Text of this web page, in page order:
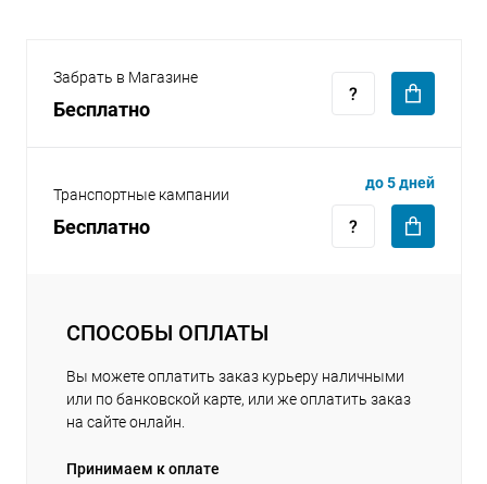
Забрать в Магазине
Бесплатно
Транспортные кампании
Бесплатно
до 5 дней
СПОСОБЫ ОПЛАТЫ
Вы можете оплатить заказ курьеру наличными
или по банковской карте, или же оплатить заказ
на сайте онлайн.
Принимаем к оплате